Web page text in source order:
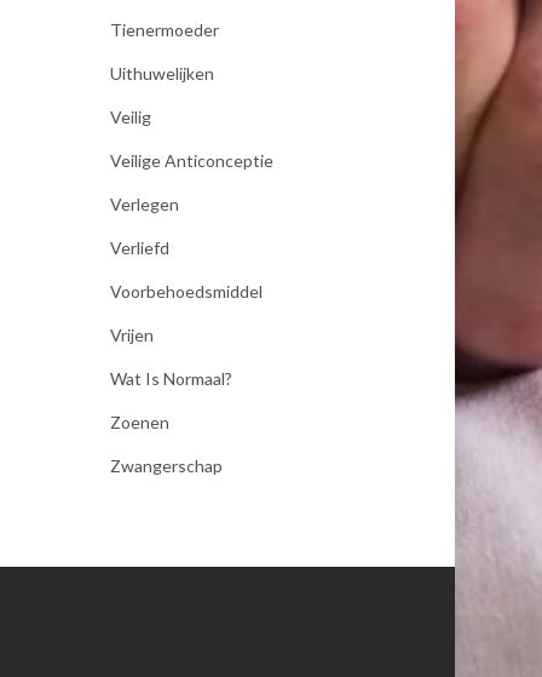
Tienermoeder
Uithuwelijken
Veilig
Veilige Anticonceptie
Verlegen
Verliefd
Voorbehoedsmiddel
Vrijen
Wat Is Normaal?
Zoenen
Zwangerschap